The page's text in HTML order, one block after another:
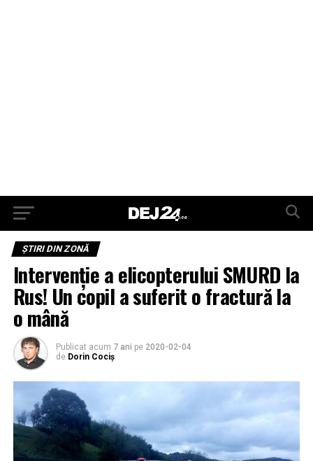
ŞTIRI DIN ZONĂ
Intervenție a elicopterului SMURD la
Rus! Un copil a suferit o fractură la
o mână
Publicat acum 7 ani pe 2020-02-04
de Dorin Cociș